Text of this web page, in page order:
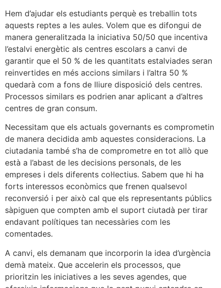
Hem d’ajudar els estudiants perquè es treballin tots
aquests reptes a les aules. Volem que es difongui de
manera generalitzada la iniciativa 50/50 que incentiva
l’estalvi energètic als centres escolars a canvi de
garantir que el 50 % de les quantitats estalviades seran
reinvertides en més accions similars i l’altra 50 %
quedarà com a fons de lliure disposició dels centres.
Processos similars es podrien anar aplicant a d’altres
centres de gran consum.
Necessitam que els actuals governants es comprometin
de manera decidida amb aquestes consideracions. La
ciutadania també s’ha de comprometre en tot allò que
està a l’abast de les decisions personals, de les
empreses i dels diferents col·lectius. Sabem que hi ha
forts interessos econòmics que frenen qualsevol
reconversió i per això cal que els representants públics
sàpiguen que compten amb el suport ciutadà per tirar
endavant polítiques tan necessàries com les
comentades.
A canvi, els demanam que incorporin la idea d’urgència
demà mateix. Que accelerin els processos, que
prioritzin les iniciatives a les seves agendes, que